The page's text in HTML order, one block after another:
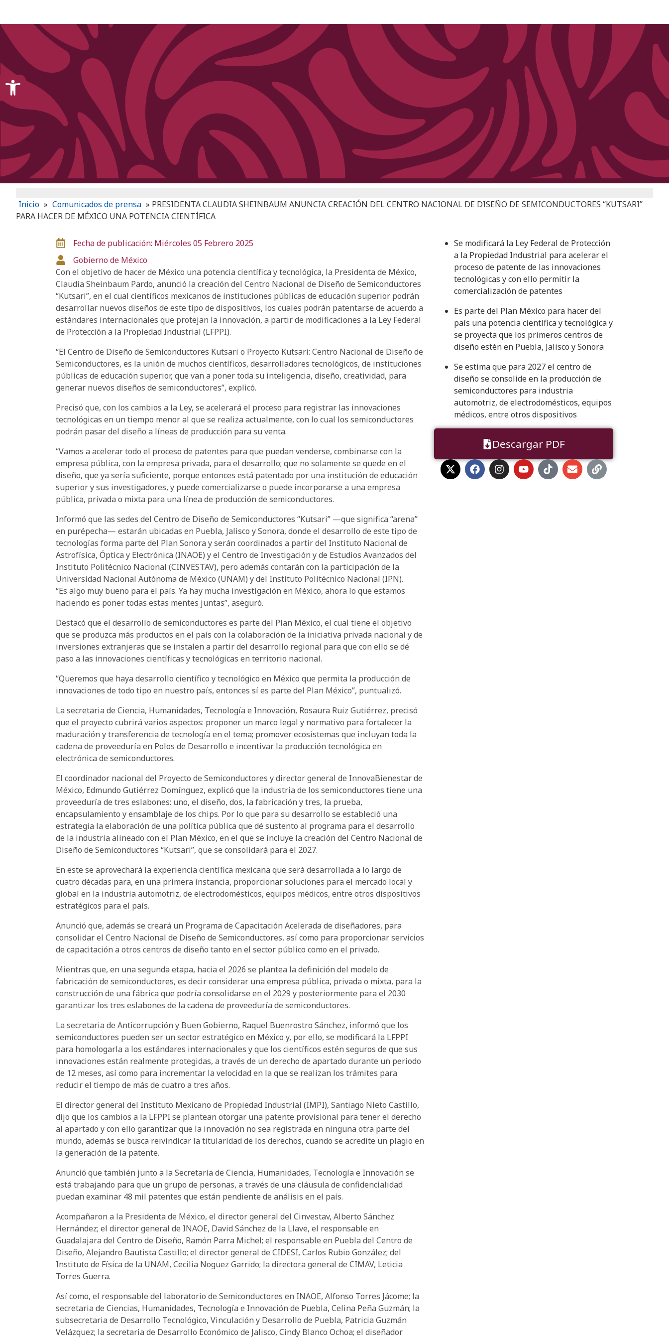
Inicio » Comunicados de prensa » PRESIDENTA CLAUDIA SHEINBAUM ANUNCIA CREACIÓN DEL CENTRO NACIONAL DE DISEÑO DE SEMICONDUCTORES “KUTSARI”
PARA HACER DE MÉXICO UNA POTENCIA CIENTÍFICA
Fecha de publicación: Miércoles 05 Febrero 2025
Gobierno de México
Con el objetivo de hacer de México una potencia científica y tecnológica, la Presidenta de México,
Claudia Sheinbaum Pardo, anunció la creación del Centro Nacional de Diseño de Semiconductores
“Kutsari”, en el cual científicos mexicanos de instituciones públicas de educación superior podrán
desarrollar nuevos diseños de este tipo de dispositivos, los cuales podrán patentarse de acuerdo a
estándares internacionales que protejan la innovación, a partir de modificaciones a la Ley Federal
de Protección a la Propiedad Industrial (LFPPI).
“El Centro de Diseño de Semiconductores Kutsari o Proyecto Kutsari: Centro Nacional de Diseño de
Semiconductores, es la unión de muchos científicos, desarrolladores tecnológicos, de instituciones
públicas de educación superior, que van a poner toda su inteligencia, diseño, creatividad, para
generar nuevos diseños de semiconductores”, explicó.
Precisó que, con los cambios a la Ley, se acelerará el proceso para registrar las innovaciones
tecnológicas en un tiempo menor al que se realiza actualmente, con lo cual los semiconductores
podrán pasar del diseño a líneas de producción para su venta.
“Vamos a acelerar todo el proceso de patentes para que puedan venderse, combinarse con la
empresa pública, con la empresa privada, para el desarrollo; que no solamente se quede en el
diseño, que ya sería suficiente, porque entonces está patentado por una institución de educación
superior y sus investigadores, y puede comercializarse o puede incorporarse a una empresa
pública, privada o mixta para una línea de producción de semiconductores.
Informó que las sedes del Centro de Diseño de Semiconductores “Kutsari” —que significa “arena”
en purépecha— estarán ubicadas en Puebla, Jalisco y Sonora, donde el desarrollo de este tipo de
tecnologías forma parte del Plan Sonora y serán coordinados a partir del Instituto Nacional de
Astrofísica, Óptica y Electrónica (INAOE) y el Centro de Investigación y de Estudios Avanzados del
Instituto Politécnico Nacional (CINVESTAV), pero además contarán con la participación de la
Universidad Nacional Autónoma de México (UNAM) y del Instituto Politécnico Nacional (IPN).
“Es algo muy bueno para el país. Ya hay mucha investigación en México, ahora lo que estamos
haciendo es poner todas estas mentes juntas”, aseguró.
Destacó que el desarrollo de semiconductores es parte del Plan México, el cual tiene el objetivo
que se produzca más productos en el país con la colaboración de la iniciativa privada nacional y de
inversiones extranjeras que se instalen a partir del desarrollo regional para que con ello se dé
paso a las innovaciones científicas y tecnológicas en territorio nacional.
“Queremos que haya desarrollo científico y tecnológico en México que permita la producción de
innovaciones de todo tipo en nuestro país, entonces sí es parte del Plan México”, puntualizó.
La secretaria de Ciencia, Humanidades, Tecnología e Innovación, Rosaura Ruiz Gutiérrez, precisó
que el proyecto cubrirá varios aspectos: proponer un marco legal y normativo para fortalecer la
maduración y transferencia de tecnología en el tema; promover ecosistemas que incluyan toda la
cadena de proveeduría en Polos de Desarrollo e incentivar la producción tecnológica en
electrónica de semiconductores.
El coordinador nacional del Proyecto de Semiconductores y director general de InnovaBienestar de
México, Edmundo Gutiérrez Domínguez, explicó que la industria de los semiconductores tiene una
proveeduría de tres eslabones: uno, el diseño, dos, la fabricación y tres, la prueba,
encapsulamiento y ensamblaje de los chips. Por lo que para su desarrollo se estableció una
estrategia la elaboración de una política pública que dé sustento al programa para el desarrollo
de la industria alineado con el Plan México, en el que se incluye la creación del Centro Nacional de
Diseño de Semiconductores “Kutsari”, que se consolidará para el 2027.
En este se aprovechará la experiencia científica mexicana que será desarrollada a lo largo de
cuatro décadas para, en una primera instancia, proporcionar soluciones para el mercado local y
global en la industria automotriz, de electrodomésticos, equipos médicos, entre otros dispositivos
estratégicos para el país.
Anunció que, además se creará un Programa de Capacitación Acelerada de diseñadores, para
consolidar el Centro Nacional de Diseño de Semiconductores, así como para proporcionar servicios
de capacitación a otros centros de diseño tanto en el sector público como en el privado.
Mientras que, en una segunda etapa, hacia el 2026 se plantea la definición del modelo de
fabricación de semiconductores, es decir considerar una empresa pública, privada o mixta, para la
construcción de una fábrica que podría consolidarse en el 2029 y posteriormente para el 2030
garantizar los tres eslabones de la cadena de proveeduría de semiconductores.
La secretaria de Anticorrupción y Buen Gobierno, Raquel Buenrostro Sánchez, informó que los
semiconductores pueden ser un sector estratégico en México y, por ello, se modificará la LFPPI
para homologarla a los estándares internacionales y que los científicos estén seguros de que sus
innovaciones están realmente protegidas, a través de un derecho de apartado durante un periodo
de 12 meses, así como para incrementar la velocidad en la que se realizan los trámites para
reducir el tiempo de más de cuatro a tres años.
El director general del Instituto Mexicano de Propiedad Industrial (IMPI), Santiago Nieto Castillo,
dijo que los cambios a la LFPPI se plantean otorgar una patente provisional para tener el derecho
al apartado y con ello garantizar que la innovación no sea registrada en ninguna otra parte del
mundo, además se busca reivindicar la titularidad de los derechos, cuando se acredite un plagio en
la generación de la patente.
Anunció que también junto a la Secretaría de Ciencia, Humanidades, Tecnología e Innovación se
está trabajando para que un grupo de personas, a través de una cláusula de confidencialidad
puedan examinar 48 mil patentes que están pendiente de análisis en el país.
Acompañaron a la Presidenta de México, el director general del Cinvestav, Alberto Sánchez
Hernández; el director general de INAOE, David Sánchez de la Llave, el responsable en
Guadalajara del Centro de Diseño, Ramón Parra Michel; el responsable en Puebla del Centro de
Diseño, Alejandro Bautista Castillo; el director general de CIDESI, Carlos Rubio González; del
Instituto de Física de la UNAM, Cecilia Noguez Garrido; la directora general de CIMAV, Leticia
Torres Guerra.
Así como, el responsable del laboratorio de Semiconductores en INAOE, Alfonso Torres Jácome; la
secretaria de Ciencias, Humanidades, Tecnología e Innovación de Puebla, Celina Peña Guzmán; la
subsecretaria de Desarrollo Tecnológico, Vinculación y Desarrollo de Puebla, Patricia Guzmán
Velázquez; la secretaria de Desarrollo Económico de Jalisco, Cindy Blanco Ochoa; el diseñador
Se modificará la Ley Federal de Protección
a la Propiedad Industrial para acelerar el
proceso de patente de las innovaciones
tecnológicas y con ello permitir la
comercialización de patentes
Es parte del Plan México para hacer del
país una potencia científica y tecnológica y
se proyecta que los primeros centros de
diseño estén en Puebla, Jalisco y Sonora
Se estima que para 2027 el centro de
diseño se consolide en la producción de
semiconductores para industria
automotriz, de electrodomésticos, equipos
médicos, entre otros dispositivos
Descargar PDF
Open toolbar